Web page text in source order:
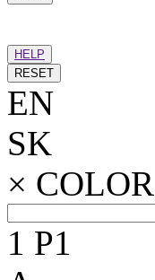
HELP
RESET
EN
SK
× COLOR
1 P1